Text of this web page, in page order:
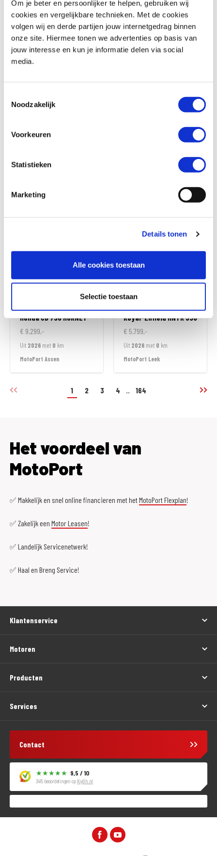
Om je beter en persoonlijker te helpen, gebruiken wij
cookies en vergelijkbare technieken. Met de cookies
volgen wij en derde partijen jouw internetgedrag binnen
onze site. Hiermee tonen we advertenties op basis van
jouw interesse en kun je informatie delen via social
media.
Noodzakelijk
Voorkeuren
Statistieken
Marketing
Details tonen
Alle cookies toestaan
Selectie toestaan
Triumph BONNEVILLE T100
€ 11.490,-
Uit2024
Honda
XL 750 TRANSALP
€ 12.699,-
MotoPort Almere
CBR 650 R ABS
MotoPort Assen
HondaCB 750 HORNET
€ 9.299,-
Uit 2026 met 0 km
MotoPort Assen
Royal-EnfieldHNTR 350
€ 5.799,-
Uit 2026 met 0 km
MotoPort Leek
1 2 3 4 .. 164
Het voordeel van
MotoPort
✅ Makkelijk en snel online financieren met hetMotoPort Flexplan!
✅ Zakelijk een Motor Leasen!
✅ Landelijk Servicenetwerk!
✅ Haal en Breng Service!
Klantenservice
Motoren
Producten
Services
Contact
9,5 / 10
3415 beoordelingen op KiyOh.nl